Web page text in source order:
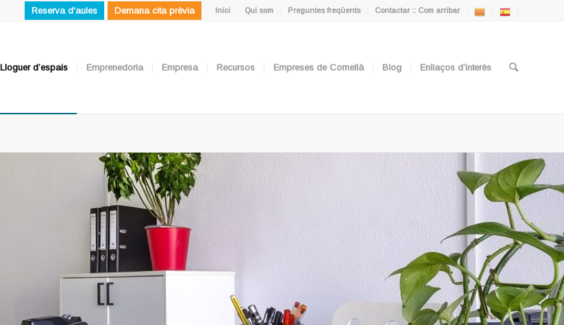
Inici Qui som Preguntes freqüents Contactar :: Com arribar
Reserva d'aules Demana cita prèvia
Lloguer d’espais Emprenedoria Empresa Recursos Empreses de Cornellà Blog Enllaços d’interès